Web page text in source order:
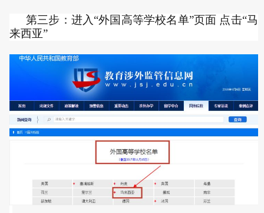
第三步：进入“外国高等学校名单”页面 点击“马
来西亚”